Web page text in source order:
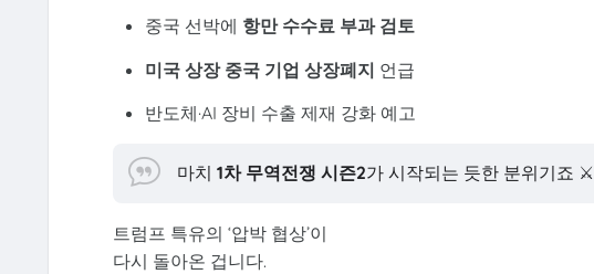
중국 선박에 항만 수수료 부과 검토
미국 상장 중국 기업 상장폐지 언급
반도체·AI 장비 수출 제재 강화 예고
마치1차 무역전쟁 시즌2가 시작되는 듯한 분위기죠 ⚔️
트럼프 특유의 ‘압박 협상’이
다시 돌아온 겁니다.